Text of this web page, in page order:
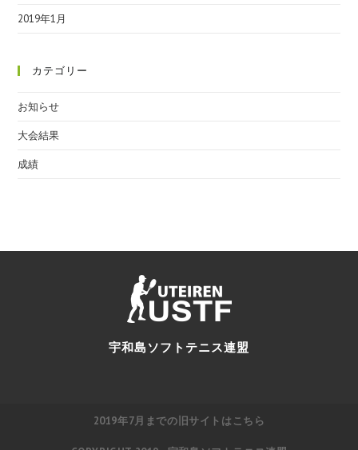
2019年1月
カテゴリー
お知らせ
大会結果
成績
宇和島ソフトテニス連盟
2019年7月までの旧サイトはこちら